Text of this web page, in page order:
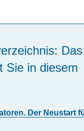
Das
Sie in diesem
Der Neustart